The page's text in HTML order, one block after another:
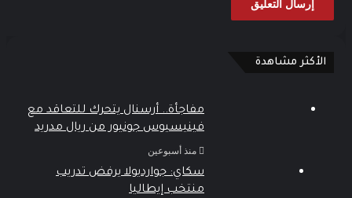
الأكثر مشاهدة
مفاجأة.. أرسنال يتحرك للتعاقد مع
فينيسيوس جونيور من ريال مدريد
منذ أسبوعين
سكاي: جوارديولا يرفض تدريب
منتخب إيطاليا